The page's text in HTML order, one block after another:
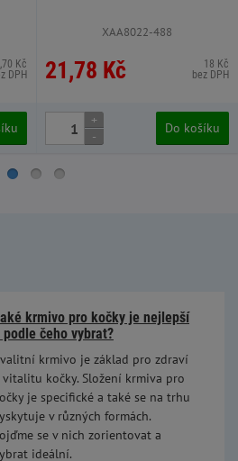
Kč
DPH
XAA8022-488
21,78 Kč
18 Kč
bez DPH
+
-
Do košíku
krmivo pro kočky je nejlepší
podle čeho vybrat?
krmivo je základ pro zdraví
vitalitu kočky. Složení krmiva pro
je specifické a také se na trhu
v různých formách.
se v nich zorientovat a
ideální.